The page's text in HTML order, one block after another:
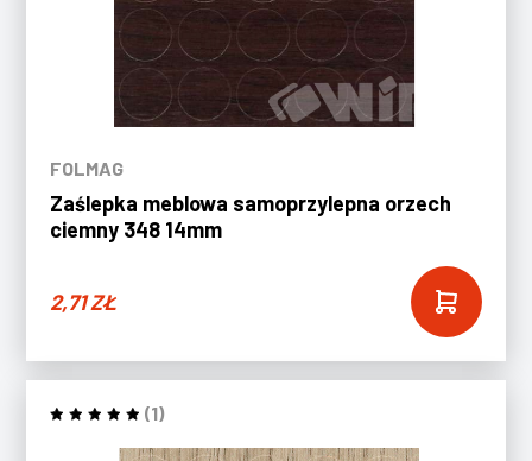
FOLMAG
Zaślepka meblowa samoprzylepna orzech
ciemny 348 14mm
2,71ZŁ
(1)